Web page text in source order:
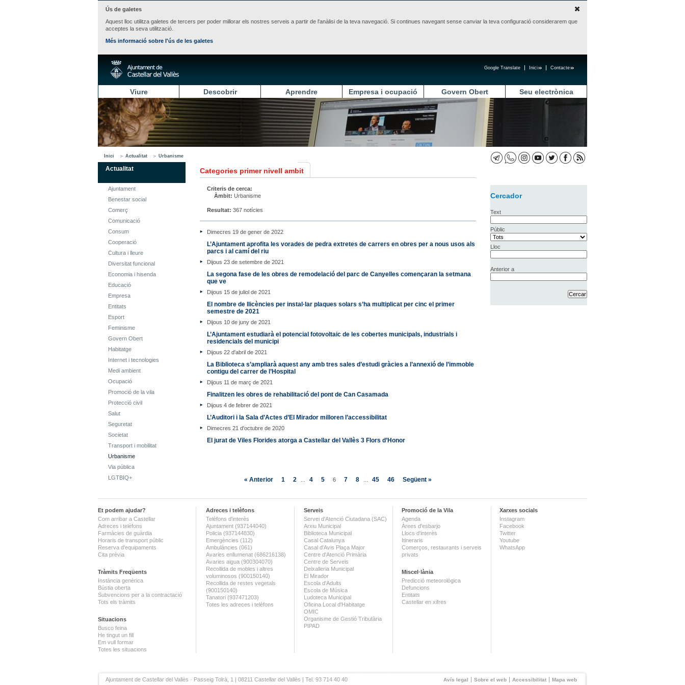
Ús de galetes
Aquest lloc utilitza galetes de tercers per poder millorar els nostres serveis a partir de l'anàlisi de la teva navegació. Si continues navegant sense canviar la teva configuració considerarem que
acceptes la seva utilització.
Més informació sobre l'ús de les galetes
Contacte
Inici
Google Translate
Viure Descobrir Aprendre Empresa i ocupació Govern Obert Seu electrònica
Inici Actualitat Urbanisme
Actualitat
Ajuntament
Benestar social
Comerç
Comunicació
Consum
Cooperació
Cultura i lleure
Diversitat funcional
Economia i hisenda
Educació
Empresa
Entitats
Esport
Feminisme
Govern Obert
Habitatge
Internet i tecnologies
Medi ambient
Ocupació
Promoció de la vila
Protecció civil
Salut
Seguretat
Societat
Transport i mobilitat
Urbanisme
Via pública
LGTBIQ+
Categories primer nivell ambit
Criteris de cerca:
Àmbit: Urbanisme
Resultat: 367 notícies
Dimecres 19 de gener de 2022
L’Ajuntament aprofita les vorades de pedra extretes de carrers en obres per a nous usos als
parcs i al camí del riu
Dijous 23 de setembre de 2021
La segona fase de les obres de remodelació del parc de Canyelles començaran la setmana
que ve
Dijous 15 de juliol de 2021
El nombre de llicències per instal·lar plaques solars s’ha multiplicat per cinc el primer
semestre de 2021
Dijous 10 de juny de 2021
L’Ajuntament estudiarà el potencial fotovoltaic de les cobertes municipals, industrials i
residencials del municipi
Dijous 22 d'abril de 2021
La Biblioteca s’ampliarà aquest any amb tres sales d’estudi gràcies a l’annexió de l’immoble
contigu del carrer de l’Hospital
Dijous 11 de març de 2021
Finalitzen les obres de rehabilitació del pont de Can Casamada
Dijous 4 de febrer de 2021
L’Auditori i la Sala d’Actes d’El Mirador milloren l’accessibilitat
Dimecres 21 d'octubre de 2020
El jurat de Viles Florides atorga a Castellar del Vallès 3 Flors d’Honor
« Anterior 1 2 4 5 6 7 8 45 46 Següent »
Cercador
Text
Públic
Lloc
Anterior a
Et podem ajudar?
Com arribar a Castellar
Adreces i telèfons
Farmàcies de guàrdia
Horaris de transport públic
Reserva d'equipaments
Cita prèvia
Tràmits Freqüents
Instància genèrica
Bústia oberta
Subvencions per a la contractació
Tots els tràmits
Situacions
Busco feina
He tingut un fill
Em vull formar
Totes les situacions
Adreces i telèfons
Telèfons d'interès
Ajuntament (937144040)
Policia (937144830)
Emergències (112)
Ambulàncies (061)
Avaries enllumenat (686216138)
Avaries aigua (900304070)
Recollida de mobles i altres
voluminosos (900150140)
Recollida de restes vegetals
(900150140)
Tanatori (937471203)
Totes les adreces i telèfons
Serveis
Servei d'Atenció Ciutadana (SAC)
Arxiu Municipal
Biblioteca Municipal
Casal Catalunya
Casal d'Avis Plaça Major
Centre d'Atenció Primària
Centre de Serveis
Deixalleria Municipal
El Mirador
Escola d'Adults
Escola de Música
Ludoteca Municipal
Oficina Local d'Habitatge
OMIC
Organisme de Gestió Tributària
PIPAD
Promoció de la Vila
Agenda
Àrees d'esbarjo
Llocs d'interès
Itineraris
Comerços, restaurants i serveis
privats
Miscel·lània
Predicció meteorològica
Defuncions
Entitats
Castellar en xifres
Xarxes socials
Instagram
Facebook
Twitter
Youtube
WhatsApp
Avís legal Sobre el web Accessibilitat Mapa web
Ajuntament de Castellar del Vallès · Passeig Tolrà, 1 | 08211 Castellar del Vallès | Tel. 93 714 40 40